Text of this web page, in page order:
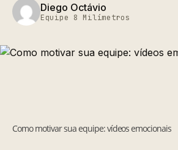
Diego Octávio
Equipe 8 Milímetros
Como motivar sua equipe: vídeos emocionais